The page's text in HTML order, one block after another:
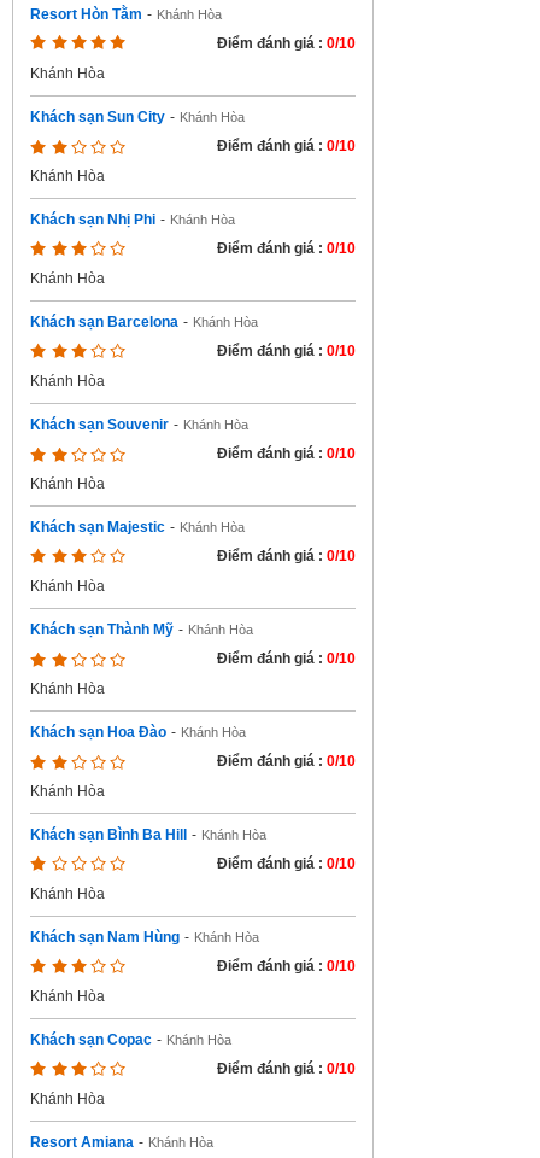
Resort Hòn Tằm - Khánh Hòa
Điểm đánh giá : 0/10
Khánh Hòa
Khách sạn Sun City - Khánh Hòa
Điểm đánh giá : 0/10
Khánh Hòa
Khách sạn Nhị Phi - Khánh Hòa
Điểm đánh giá : 0/10
Khánh Hòa
Khách sạn Barcelona - Khánh Hòa
Điểm đánh giá : 0/10
Khánh Hòa
Khách sạn Souvenir - Khánh Hòa
Điểm đánh giá : 0/10
Khánh Hòa
Khách sạn Majestic - Khánh Hòa
Điểm đánh giá : 0/10
Khánh Hòa
Khách sạn Thành Mỹ - Khánh Hòa
Điểm đánh giá : 0/10
Khánh Hòa
Khách sạn Hoa Đào - Khánh Hòa
Điểm đánh giá : 0/10
Khánh Hòa
Khách sạn Bình Ba Hill - Khánh Hòa
Điểm đánh giá : 0/10
Khánh Hòa
Khách sạn Nam Hùng - Khánh Hòa
Điểm đánh giá : 0/10
Khánh Hòa
Khách sạn Copac - Khánh Hòa
Điểm đánh giá : 0/10
Khánh Hòa
Resort Amiana - Khánh Hòa